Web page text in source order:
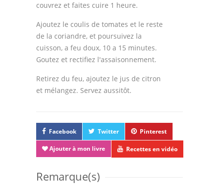
couvrez et faites cuire 1 heure.
Ajoutez le coulis de tomates et le reste
de la coriandre, et poursuivez la
cuisson, a feu doux, 10 a 15 minutes.
Goutez et rectifiez l'assaisonnement.
Retirez du feu, ajoutez le jus de citron
et mélangez. Servez aussitôt.
Facebook Twitter Pinterest
Ajouter à mon livre Recettes en vidéo
Remarque(s)